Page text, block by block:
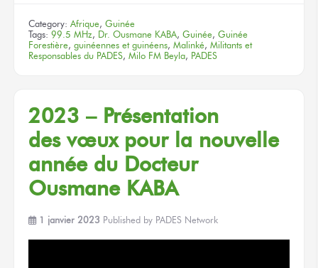
Category: Afrique, Guinée
Tags: 99.5 MHz, Dr. Ousmane KABA, Guinée, Guinée
Forestière, guinéennes et guinéens, Malinké, Militants et
Responsables du PADES, Milo FM Beyla, PADES
2023 – Présentation
des vœux pour la nouvelle
année du Docteur
Ousmane KABA
1 janvier 2023 Published by PADES Network